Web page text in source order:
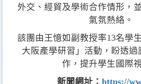
外交、經貿及學術合作情形，
氣氛熱絡。
該團由王憶如副教授率13名學
大阪產學研習」活動，盼透過
作，提升學生國際
新聞網址： https://